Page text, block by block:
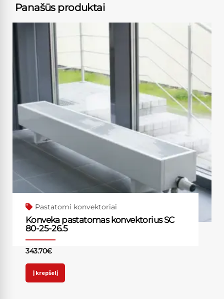
Panašūs produktai
Pastatomi konvektoriai
Konveka pastatomas konvektorius SC
80-25-26.5
343.70€
Į krepšelį